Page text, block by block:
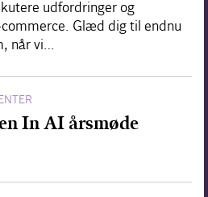
udfordringer og
Glæd dig til endnu
når vi…
In AI årsmøde